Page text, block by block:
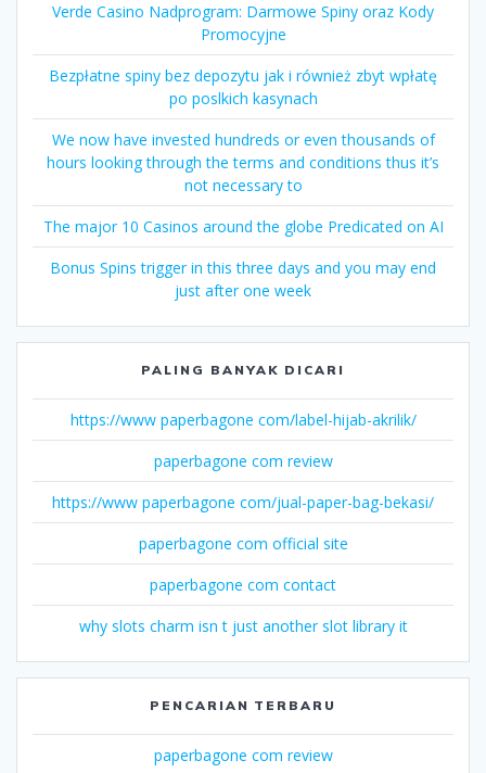
Verde Casino Nadprogram: Darmowe Spiny oraz Kody
Promocyjne
Bezpłatne spiny bez depozytu jak i również zbyt wpłatę
po poslkich kasynach
We now have invested hundreds or even thousands of
hours looking through the terms and conditions thus it’s
not necessary to
The major 10 Casinos around the globe Predicated on AI
Bonus Spins trigger in this three days and you may end
just after one week
PALING BANYAK DICARI
https://www paperbagone com/label-hijab-akrilik/
paperbagone com review
https://www paperbagone com/jual-paper-bag-bekasi/
paperbagone com official site
paperbagone com contact
why slots charm isn t just another slot library it
PENCARIAN TERBARU
paperbagone com review